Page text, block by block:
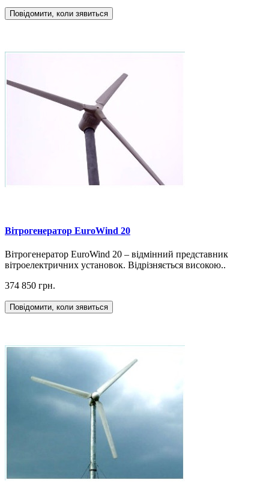
Повідомити, коли зявиться
Вітрогенератор EuroWind 20
Вітрогенератор EuroWind 20 – відмінний представник
вітроелектричних установок. Відрізняється високою..
374 850 грн.
Повідомити, коли зявиться